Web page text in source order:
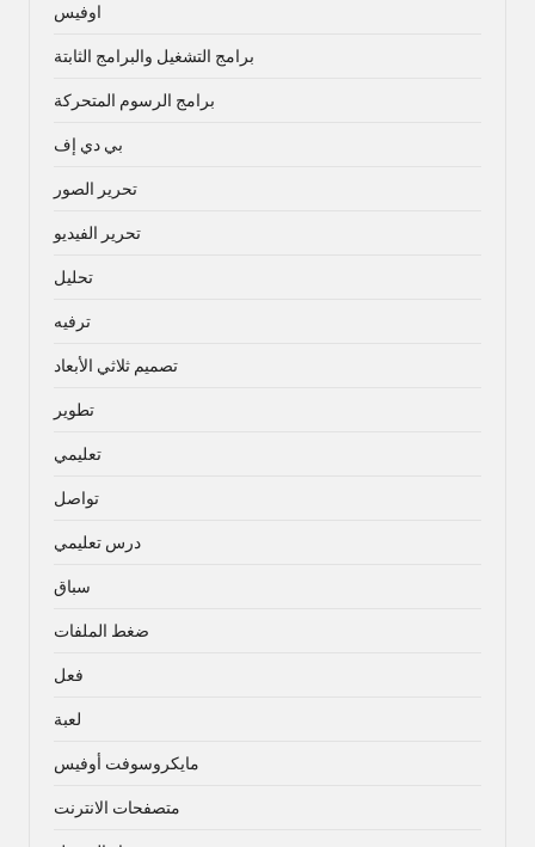
اوفيس
برامج التشغيل والبرامج الثابتة
برامج الرسوم المتحركة
بي دي إف
تحرير الصور
تحرير الفيديو
تحليل
ترفيه
تصميم ثلاثي الأبعاد
تطوير
تعليمي
تواصل
درس تعليمي
سباق
ضغط الملفات
فعل
لعبة
مايكروسوفت أوفيس
متصفحات الانترنت